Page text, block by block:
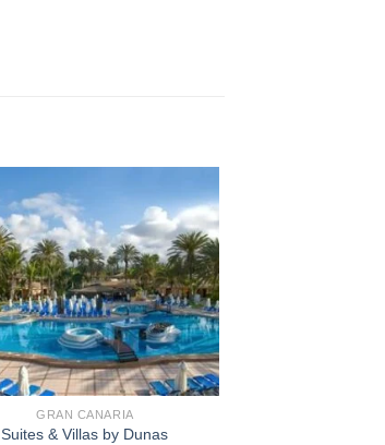
GRAN CANARIA
Suites & Villas by Dunas